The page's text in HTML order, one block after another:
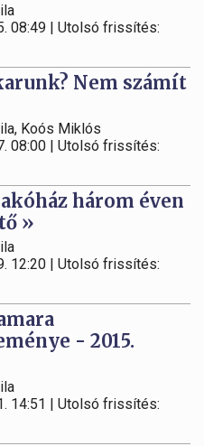
08:49 | Utolsó frissítés:
Nem számít
Koós Miklós
08:00 | Utolsó frissítés:
három éven
»
12:20 | Utolsó frissítés:
- 2015.
14:51 | Utolsó frissítés: